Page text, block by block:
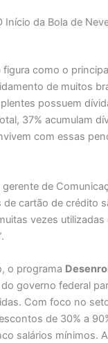
Início da Bola de
figura como o
de muitos
possuem
37% acumulam
com essas
de
de cartão de crédito
vezes utilizadas
o programa
governo federal
Com foco no
de 30% a
salários mínimos.